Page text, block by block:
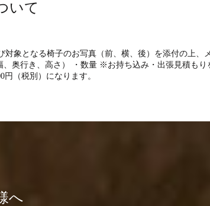
いて
対象となる椅子のお写真（前、横、後）を添付の上、
奥行き、高さ） ・数量 ※お持ち込み・出張見積もり
（税別）になります。
へ